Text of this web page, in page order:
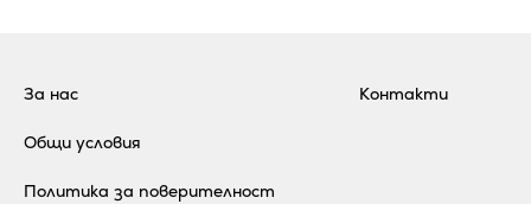
За нас
Общи условия
Политика за поверителност
Контакти